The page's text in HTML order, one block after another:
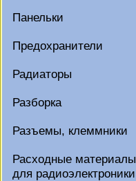
Панельки
Предохранители
Радиаторы
Разборка
Разъемы, клеммники
Расходные материалы
для радиоэлектроники